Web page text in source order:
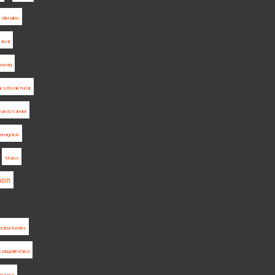
ellenállás
szlovák határ
Sándor
emigráció
Maros
kérdés